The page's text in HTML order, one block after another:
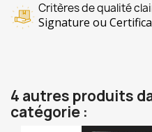
Critères de qualité
Signature ou
4 autres produits
catégorie :